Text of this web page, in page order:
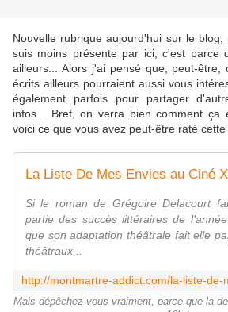
Nouvelle rubrique aujourd'hui sur le
suis moins présente par ici, c'est parce
ailleurs... Alors j'ai pensé que, peut-être,
écrits ailleurs pourraient aussi vous
également parfois pour partager
infos... Bref, on verra bien comment ça
voici ce que vous avez peut-être raté cette
Si le roman de Grégoire Delacourt
partie des succès littéraires de
que son adaptation théâtrale fait elle
théâtraux...
Mais dépêchez-vous vraiment, parce que la